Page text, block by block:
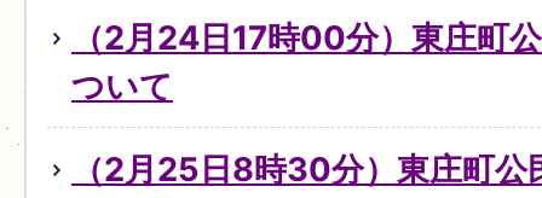
（2月24日17時00分）東庄町
ついて
（2月25日8時30分）東庄町